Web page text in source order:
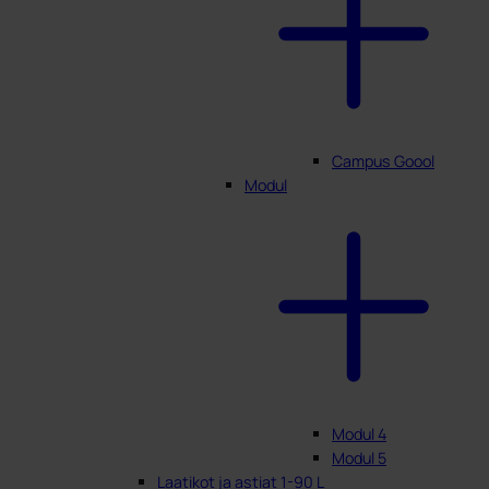
Campus Goool
Modul
Modul 4
Modul 5
Laatikot ja astiat 1-90 L